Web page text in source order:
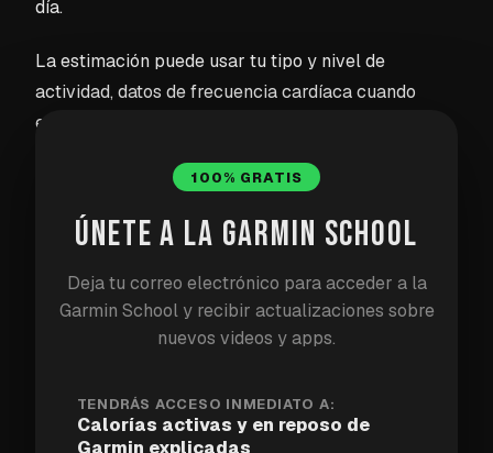
día.
La estimación puede usar tu tipo y nivel de
actividad, datos de frecuencia cardíaca cuando
están disponibles, y detalles de tu perfil personal.
más calorías activas que un día normal de oficina,
pero un día sin entrenamiento registrado aún puede
contener calorías activas.
¿Qué son las calorías en
Las calorías en reposo estiman la energía utilizada
100% GRATIS
ÚNETE A LA GARMIN SCHOOL
Deja tu correo electrónico para acceder a la
Garmin School y recibir actualizaciones sobre
nuevos videos y apps.
TENDRÁS ACCESO INMEDIATO A:
Calorías activas y en reposo de
Garmin explicadas